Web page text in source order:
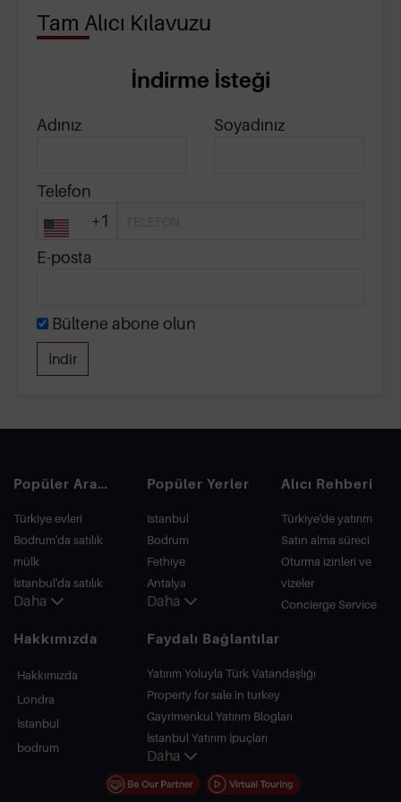
Tam Alıcı Kılavuzu
İndirme İsteği
Adınız Soyadınız
Telefon
+1
E-posta
Bültene abone olun
İndir
Popüler Aramalar
Türkiye evleri
Bodrum'da satılık
mülk
İstanbul'da satılık
daire
Bodrum Villası
Antalya'da satılık
Daha
Popüler Yerler
Istanbul
Bodrum
Fethiye
Antalya
Kalkan
Kas
Bursa
Gocek
Side
Kemer
Dalyan
Izmir
Belek
Daha
Alıcı Rehberi
Türkiye'de yatırım
Satın alma süreci
Oturma izinleri ve
vizeler
Concierge Service
Hakkımızda
Hakkımızda
Londra
İstanbul
bodrum
Faydalı Bağlantılar
Yatırım Yoluyla Türk Vatandaşlığı
Property for sale in turkey
Gayrimenkul Yatırım Blogları
İstanbul Yatırım İpuçları
PropertyTurkey TV
İstanbul Yatırım Gayrimenkulleri
Daha